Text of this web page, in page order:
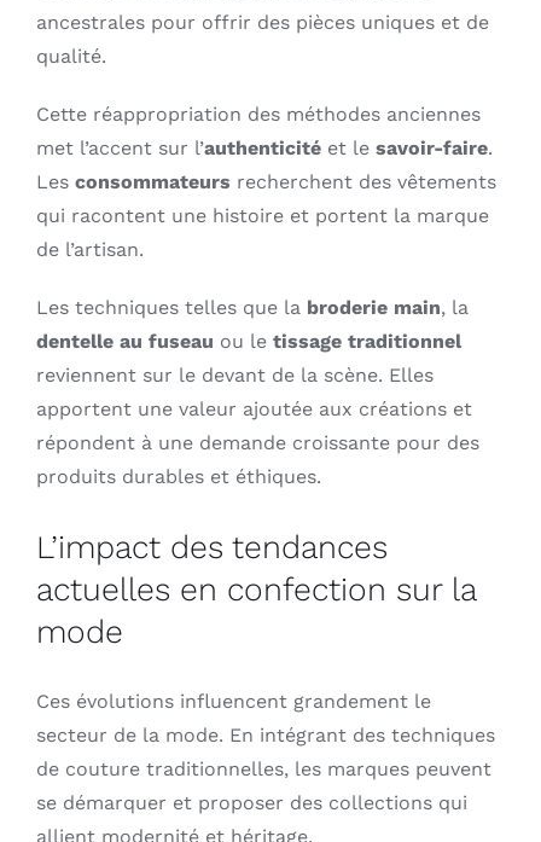
ancestrales pour offrir des pièces uniques et de
qualité.
Cette réappropriation des méthodes anciennes
met l’accent sur l’authenticitéet le savoir-faire.
Les consommateurs recherchent des vêtements
qui racontent une histoire et portent la marque
de l’artisan.
Les techniques telles que la broderie main, la
dentelle au fuseau ou le tissage traditionnel
reviennent sur le devant de la scène. Elles
apportent une valeur ajoutée aux créations et
répondent à une demande croissante pour des
produits durables et éthiques.
L’impact des tendances
actuelles en confection sur la
mode
Ces évolutions influencent grandement le
secteur de la mode. En intégrant des techniques
de couture traditionnelles, les marques peuvent
se démarquer et proposer des collections qui
allient modernité et héritage.